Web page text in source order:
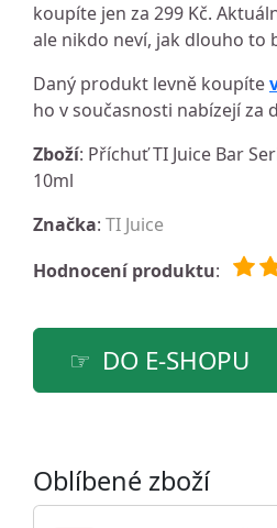
koupíte jen za 299 Kč.
ale nikdo neví, jak dlouho to
Daný produkt levně koupíte
ho v současnosti nabízejí za
Zboží: Příchuť TI Juice Bar
10ml
Značka: TI Juice
Hodnocení produktu:
DO E-SHOPU
Oblíbené zboží